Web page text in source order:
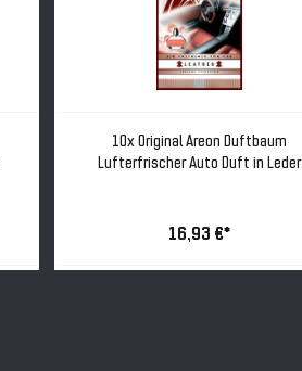
10x Original Areon Duftbaum
Lufterfrischer Auto Duft in Leder
16,93 €*